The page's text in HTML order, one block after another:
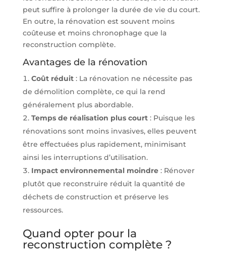
peut suffire à prolonger la durée de vie du court.
En outre, la rénovation est souvent moins
coûteuse et moins chronophage que la
reconstruction complète.
Avantages de la rénovation
Coût réduit: La rénovation ne nécessite pas
de démolition complète, ce qui la rend
généralement plus abordable.
Temps de réalisation plus court: Puisque les
rénovations sont moins invasives, elles peuvent
être effectuées plus rapidement, minimisant
ainsi les interruptions d’utilisation.
Impact environnemental moindre: Rénover
plutôt que reconstruire réduit la quantité de
déchets de construction et préserve les
ressources.
Quand opter pour la
reconstruction complète ?